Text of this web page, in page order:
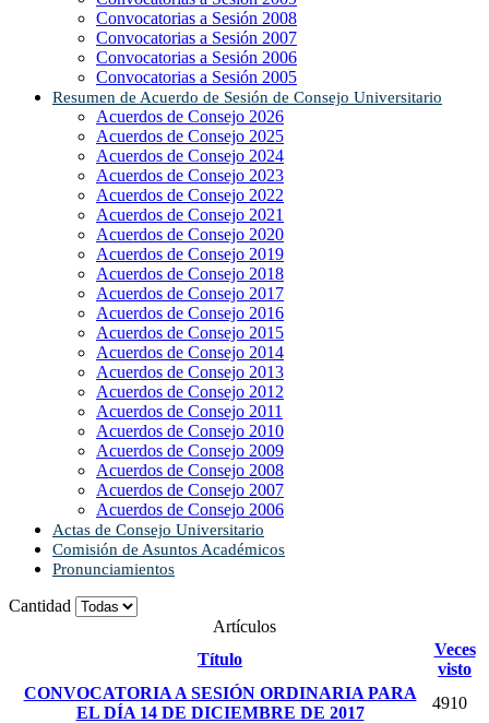
Convocatorias a Sesión 2008
Convocatorias a Sesión 2007
Convocatorias a Sesión 2006
Convocatorias a Sesión 2005
Resumen de Acuerdo de Sesión de Consejo Universitario
Acuerdos de Consejo 2026
Acuerdos de Consejo 2025
Acuerdos de Consejo 2024
Acuerdos de Consejo 2023
Acuerdos de Consejo 2022
Acuerdos de Consejo 2021
Acuerdos de Consejo 2020
Acuerdos de Consejo 2019
Acuerdos de Consejo 2018
Acuerdos de Consejo 2017
Acuerdos de Consejo 2016
Acuerdos de Consejo 2015
Acuerdos de Consejo 2014
Acuerdos de Consejo 2013
Acuerdos de Consejo 2012
Acuerdos de Consejo 2011
Acuerdos de Consejo 2010
Acuerdos de Consejo 2009
Acuerdos de Consejo 2008
Acuerdos de Consejo 2007
Acuerdos de Consejo 2006
Actas de Consejo Universitario
Comisión de Asuntos Académicos
Pronunciamientos
Cantidad
Artículos
Título
Veces
visto
CONVOCATORIA A SESIÓN ORDINARIA PARA
EL DÍA 14 DE DICIEMBRE DE 2017
4910